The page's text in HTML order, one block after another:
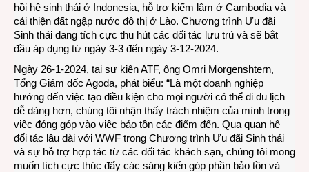
hồi hệ sinh thái ở Indonesia, hỗ trợ kiểm lâm ở Cambodia và
cải thiện đất ngập nước đô thị ở Lào. Chương trình Ưu đãi
Sinh thái đang tích cực thu hút các đối tác lưu trú và sẽ bắt
đầu áp dụng từ ngày 3-3 đến ngày 3-12-2024.
Ngày 26-1-2024, tại sự kiện ATF, ông Omri Morgenshtern,
Tổng Giám đốc Agoda, phát biểu: “Là một doanh nghiệp
hướng đến việc tạo điều kiện cho mọi người có thể đi du lịch
dễ dàng hơn, chúng tôi nhận thấy trách nhiệm của mình trong
việc đóng góp vào việc bảo tồn các điểm đến. Qua quan hệ
đối tác lâu dài với WWF trong Chương trình Ưu đãi Sinh thái
và sự hỗ trợ hợp tác từ các đối tác khách sạn, chúng tôi mong
muốn tích cực thúc đẩy các sáng kiến góp phần bảo tồn và